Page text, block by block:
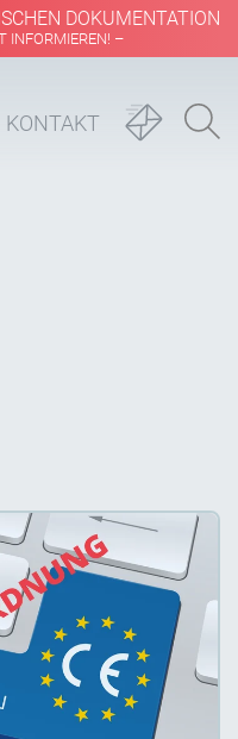
DOKUMENTATION
INFORMIEREN! –
KONTAKT